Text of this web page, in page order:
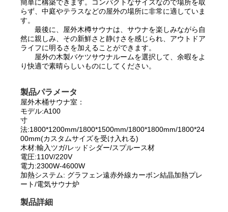
簡単に構築できます。コンパクトなサイズなので場所を取
らず、中庭やテラスなどの屋外の場所に非常に適していま
す。
最後に、屋外木樽サウナは、サウナを楽しみながら自
然に親しみ、その新鮮さと静けさを感じられ、アウトドア
ライフに明るさを加えることができます。
屋外の木製バケツサウナルームを選択して、余暇をよ
り快適で素晴らしいものにしてください。
製品パラメータ
屋外木桶サウナ室：
モデル:A100
寸
法:1800*1200mm/1800*1500mm/1800*1800mm/1800*24
00mm(カスタムサイズを受け入れる)
木材:輸入ツガ/レッドシダー/スプルース材
電圧:110V/220V
電力:2300W-4600W
加熱システム: グラフェン遠赤外線カーボン結晶加熱プレ
ート/電気サウナ炉
製品詳細